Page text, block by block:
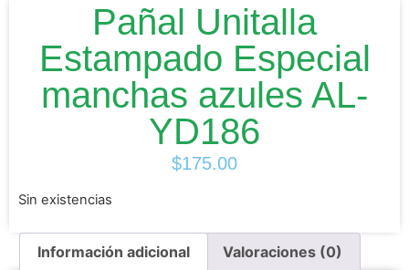
Pañal Unitalla
Estampado Especial
manchas azules AL-
YD186
$175.00
Sin existencias
Información adicional Valoraciones (0)